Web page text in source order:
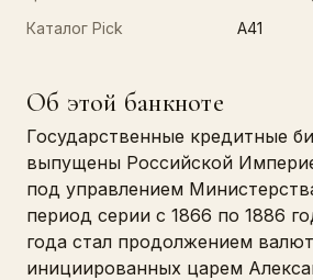
Каталог Pick
A41
Об этой банкноте
Государственные кредитные
выпущены Российской
под управлением
период серии с 1866 по 1886
года стал продолжением
инициированных царем